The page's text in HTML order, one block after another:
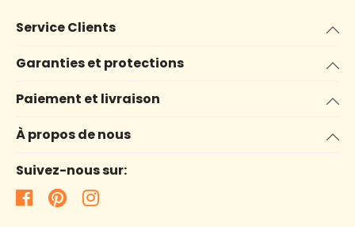
Service Clients
Garanties et protections
Paiement et livraison
À propos de nous
Suivez-nous sur: